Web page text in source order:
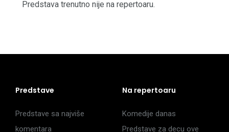
Predstava trenutno nije na repertoaru.
Predstave
Predstave sa najviše
komentara
Na repertoaru
Komedije danas
Predstave za decu ove